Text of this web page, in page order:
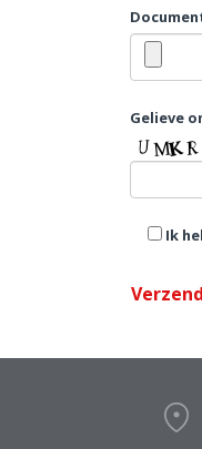
Gelieve
Ik